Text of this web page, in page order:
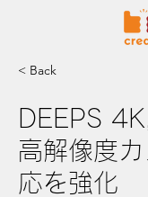
< Back
DEEPS
高解像度
応を強化